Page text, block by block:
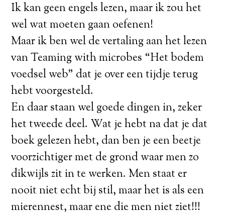
Ik kan geen engels lezen, maar ik zou het
wel wat moeten gaan oefenen!
Maar ik ben wel de vertaling aan het lezen
van Teaming with microbes “Het bodem
voedsel web” dat je over een tijdje terug
hebt voorgesteld.
En daar staan wel goede dingen in, zeker
het tweede deel. Wat je hebt na dat je dat
boek gelezen hebt, dan ben je een beetje
voorzichtiger met de grond waar men zo
dikwijls zit in te werken. Men staat er
nooit niet echt bij stil, maar het is als een
mierennest, maar ene die men niet ziet!!!